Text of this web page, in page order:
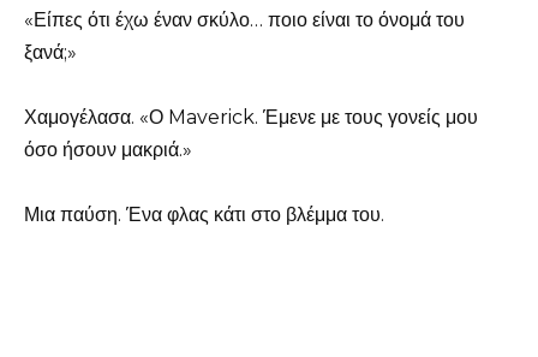
«Είπες ότι έχω έναν σκύλο… ποιο είναι το όνομά του
ξανά;»
Χαμογέλασα. «Ο Maverick. Έμενε με τους γονείς μου
όσο ήσουν μακριά.»
Μια παύση. Ένα φλας κάτι στο βλέμμα του.